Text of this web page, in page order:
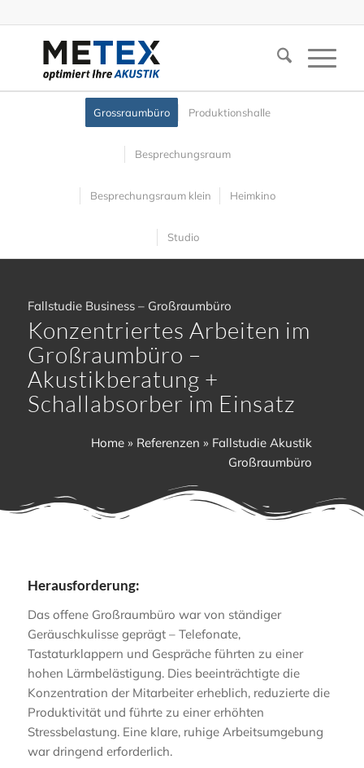
Grossraumbüro Produktionshalle
Besprechungsraum
Besprechungsraum klein Heimkino
Studio
Fallstudie Business – Großraumbüro
Konzentriertes Arbeiten im
Großraumbüro –
Akustikberatung +
Schallabsorber im Einsatz
Home » Referenzen » Fallstudie Akustik
Großraumbüro
Herausforderung:
Das offene Großraumbüro war von ständiger
Geräuschkulisse geprägt – Telefonate,
Tastaturklappern und Gespräche führten zu einer
hohen Lärmbelästigung. Dies beeinträchtigte die
Konzentration der Mitarbeiter erheblich, reduzierte die
Produktivität und führte zu einer erhöhten
Stressbelastung. Eine klare, ruhige Arbeitsumgebung
war dringend erforderlich.